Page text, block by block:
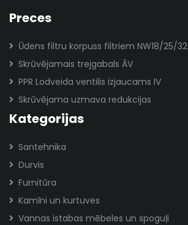
Preces
Ūdens filtru korpuss filtriem NW18/25/32
Skrūvējamais trejgabals ĀV
PPR Lodveida ventilis izjaucams IV
Skrūvējama uzmava redukcijas
Kategorijas
Santehnika
Durvis
Furnitūra
Kamīni un kurtuves
Vannas istabas mēbeles un spoguļi